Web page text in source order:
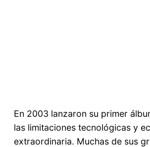
En 2003 lanzaron su primer
las limitaciones tecnológicas y
extraordinaria. Muchas de sus